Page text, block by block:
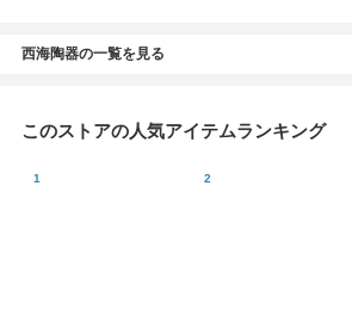
西海陶器の一覧を見る
このストアの人気アイテムランキング